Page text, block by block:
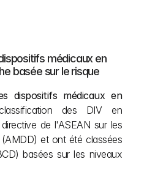
médicaux en
basée sur le risque
dispositifs médicaux en
des DIV en
de l'ASEAN sur les
et ont été classées
basées sur les niveaux